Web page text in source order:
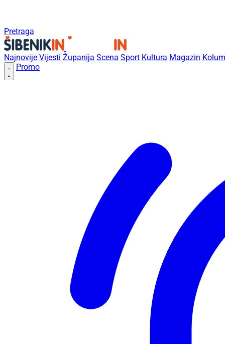
Pretraga
Najnovije Vijesti Županija Scena Sport Kultura Magazin
Promo